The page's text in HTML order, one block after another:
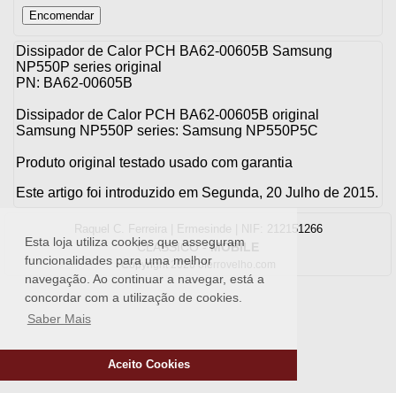
Esta loja utiliza cookies que asseguram
funcionalidades para uma melhor
navegação. Ao continuar a navegar, está a
concordar com a utilização de cookies.
Saber Mais
Aceito Cookies
Dissipador de Calor PCH BA62-00605B Samsung
NP550P series original
PN: BA62-00605B
Dissipador de Calor PCH BA62-00605B original
Samsung NP550P series: Samsung NP550P5C
Produto original testado usado com garantia
Este artigo foi introduzido em Segunda, 20 Julho de 2015.
Raquel C. Ferreira | Ermesinde | NIF: 212151266
CLASSICO-MOBILE
Copyright 2026 oferrovelho.com